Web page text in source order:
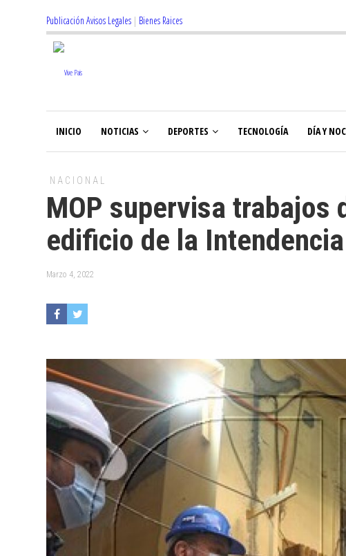
Publicación Avisos Legales | Bienes Raices
INICIO NOTICIAS DEPORTES TECNOLOGÍA DÍA Y
NACIONAL
MOP supervisa trabajos
edificio de la
Marzo 4, 2022